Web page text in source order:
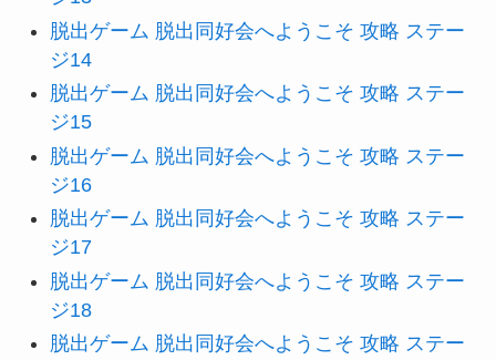
脱出ゲーム 脱出同好会へようこそ 攻略 ステー
ジ14
脱出ゲーム 脱出同好会へようこそ 攻略 ステー
ジ15
脱出ゲーム 脱出同好会へようこそ 攻略 ステー
ジ16
脱出ゲーム 脱出同好会へようこそ 攻略 ステー
ジ17
脱出ゲーム 脱出同好会へようこそ 攻略 ステー
ジ18
脱出ゲーム 脱出同好会へようこそ 攻略 ステー